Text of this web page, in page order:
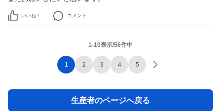
いいね！ コメント
1-10表示/56件中
1 2 3 4 5
生産者のページへ戻る